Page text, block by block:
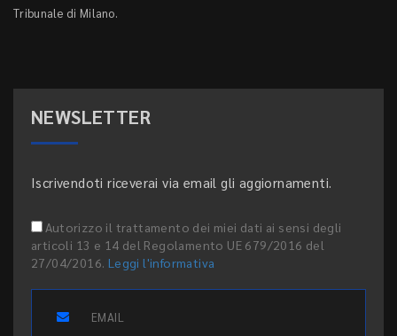
Tribunale di Milano.
NEWSLETTER
Iscrivendoti riceverai via email gli aggiornamenti.
Autorizzo il trattamento dei miei dati ai sensi degli
articoli 13 e 14 del Regolamento UE 679/2016 del
27/04/2016. Leggi l'informativa